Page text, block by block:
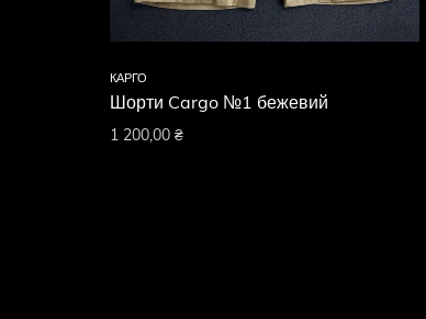
КАРГО
Шорти Cargo №1 бежевий
1 200,00 ₴